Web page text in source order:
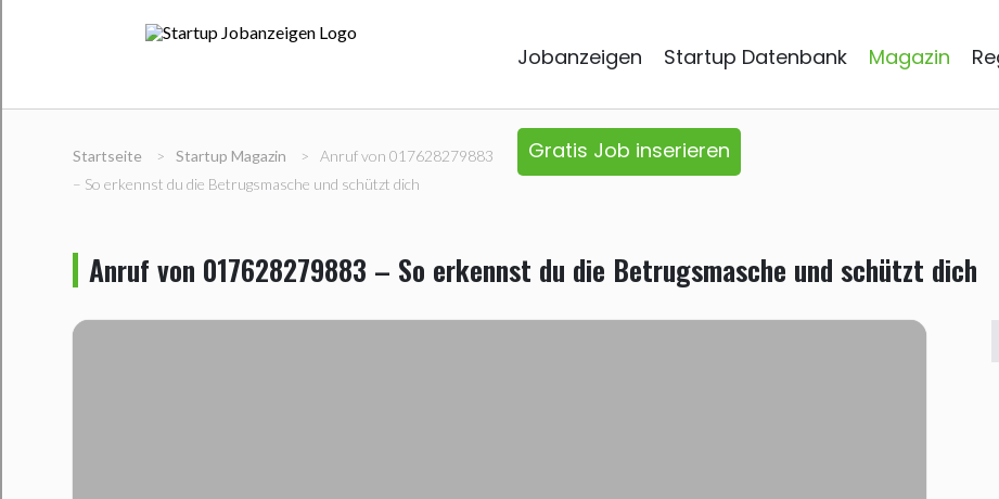
Jobanzeigen Startup Datenbank Magazin
Gratis Job inserieren
Startseite > Startup Magazin >
Anruf von 017628279883
– So erkennst du die Betrugsmasche und schützt dich
Anruf von 017628279883 – So erkennst du die Betrugsmasche und schützt dich